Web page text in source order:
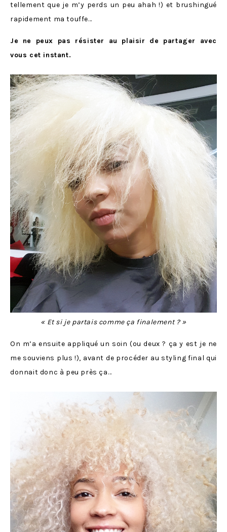
tellement que je m’y perds un peu ahah !) et brushingué
rapidement ma touffe…
Je ne peux pas résister au plaisir de partager avec
vous cet instant.
« Et si je partais comme ça finalement ? »
On m’a ensuite appliqué un soin (ou deux ? ça y est je ne
me souviens plus !), avant de procéder au styling final qui
donnait donc à peu près ça…